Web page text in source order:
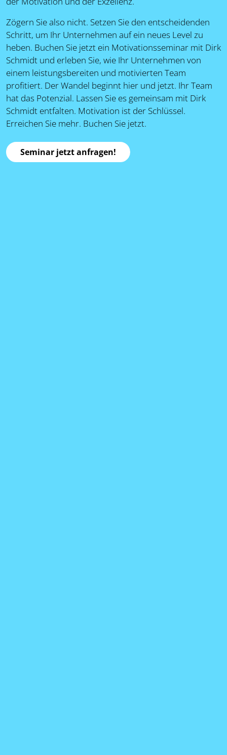
Zögern Sie also nicht. Setzen Sie den entscheidenden
Schritt, um Ihr Unternehmen auf ein neues Level zu
heben. Buchen Sie jetzt ein Motivationsseminar mit Dirk
Schmidt und erleben Sie, wie Ihr Unternehmen von
einem leistungsbereiten und motivierten Team
profitiert. Der Wandel beginnt hier und jetzt. Ihr Team
hat das Potenzial. Lassen Sie es gemeinsam mit Dirk
Schmidt entfalten. Motivation ist der Schlüssel.
Erreichen Sie mehr. Buchen Sie jetzt.
Seminar jetzt anfragen!